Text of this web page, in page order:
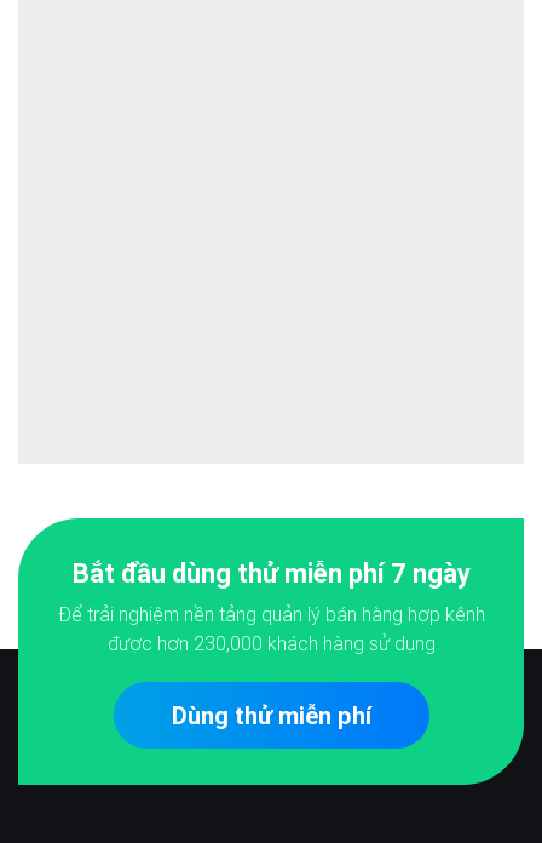
Bắt đầu dùng thử miễn phí 7 ngày
Để trải nghiệm nền tảng quản lý bán hàng hợp kênh
được hơn 230,000 khách hàng sử dụng
Dùng thử miễn phí